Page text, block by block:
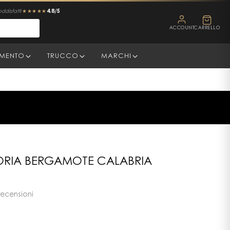
★★★★★ 4.8/5
ACCOUNTCARRELLO
TRUCCO MARCHI
BERGAMOTE CALABRIA